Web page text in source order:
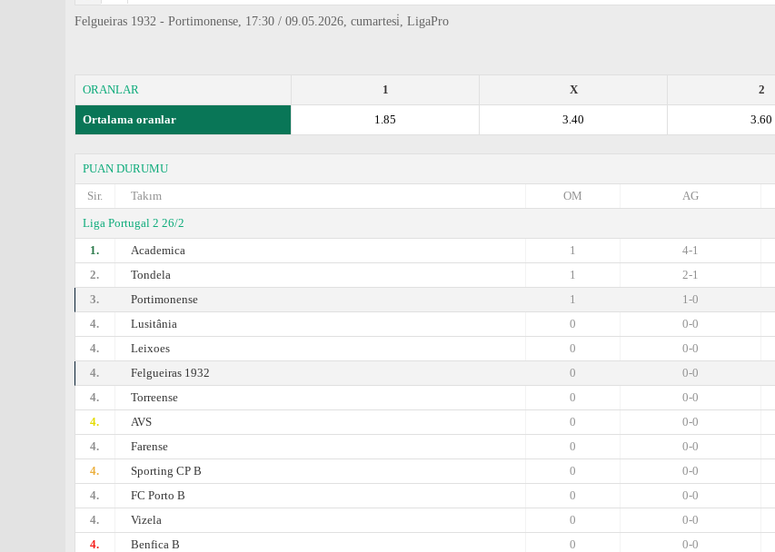
Felgueiras 1932 - Portimonense, 17:30 / 09.05.2026, cumartesi̇, LigaPro
ORANLAR 2
X
1
Ortalama oranlar 3.60
3.40
1.85
PUAN DURUMU
Sir.
Takım AG
OM
Liga Portugal 2 26/2
1.
Academica 4-1
1
2.
Tondela 2-1
1
3.
Portimonense 1-0
1
4.
Lusitânia 0-0
0
4.
Leixoes 0-0
0
4.
Felgueiras 1932 0-0
0
4.
Torreense 0-0
0
4.
AVS 0-0
0
4.
Farense 0-0
0
4.
Sporting CP B 0-0
0
4.
FC Porto B 0-0
0
4.
Vizela 0-0
0
4.
Benfica B 0-0
0